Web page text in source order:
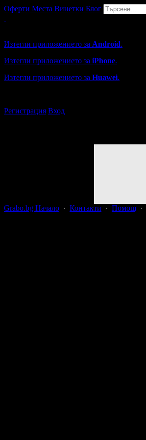
Оферти Места Винетки Блог
Изтегли приложението за Android.
Изтегли приложението за iPhone.
Изтегли приложението за Huawei.
Регистрация Вход
Grabo.bg Начало · Контакти · Помощ ·